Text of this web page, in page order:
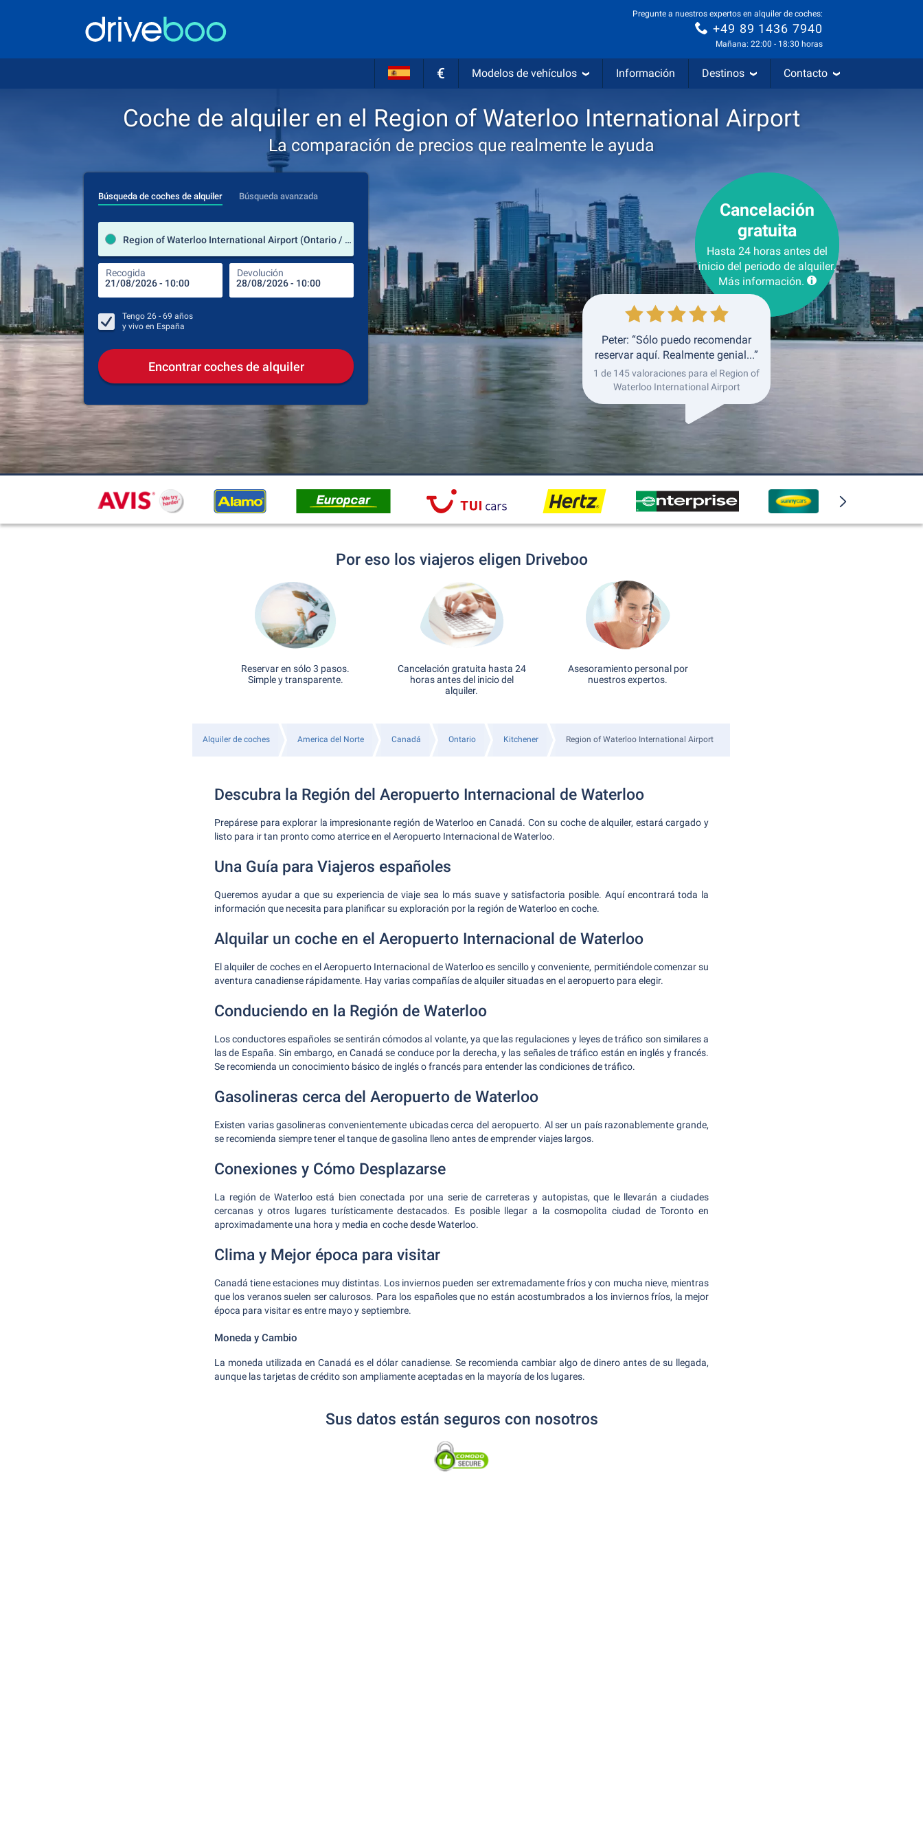
Pregunte a nuestros expertos en alquiler de coches:
+49 89 1436 7940
Mañana: 22:00 - 18:30 horas
€ Modelos de vehículos Información Destinos Contacto
Coche de alquiler en el Region of Waterloo International Airport
La comparación de precios que realmente le ayuda
Búsqueda de coches de alquiler Búsqueda avanzada
Region of Waterloo International Airport (Ontario / Canadá)
Recogida Devolución
lugar de alquiler
Lugar de devolución
Recogida Devolución
Tengo 26 - 69 años
y vivo en España
Encontrar coches de alquiler
Cancelación
gratuita
Hasta 24 horas antes del
inicio del periodo de alquiler.
Más información.
Peter: “Sólo puedo recomendar
reservar aquí. Realmente genial...”
1 de 145 valoraciones para el Region of
Waterloo International Airport
Por eso los viajeros eligen Driveboo
Reservar en sólo 3 pasos.
Simple y transparente.
Cancelación gratuita hasta 24
horas antes del inicio del
alquiler.
Asesoramiento personal por
nuestros expertos.
Alquiler de coches America del Norte Canadá Ontario Kitchener Region of Waterloo International Airport
Descubra la Región del Aeropuerto Internacional de Waterloo
Prepárese para explorar la impresionante región de Waterloo en Canadá. Con su coche de alquiler, estará cargado y
listo para ir tan pronto como aterrice en el Aeropuerto Internacional de Waterloo.
Una Guía para Viajeros españoles
Queremos ayudar a que su experiencia de viaje sea lo más suave y satisfactoria posible. Aquí encontrará toda la
información que necesita para planificar su exploración por la región de Waterloo en coche.
Alquilar un coche en el Aeropuerto Internacional de Waterloo
El alquiler de coches en el Aeropuerto Internacional de Waterloo es sencillo y conveniente, permitiéndole comenzar su
aventura canadiense rápidamente. Hay varias compañías de alquiler situadas en el aeropuerto para elegir.
Conduciendo en la Región de Waterloo
Los conductores españoles se sentirán cómodos al volante, ya que las regulaciones y leyes de tráfico son similares a
las de España. Sin embargo, en Canadá se conduce por la derecha, y las señales de tráfico están en inglés y francés.
Se recomienda un conocimiento básico de inglés o francés para entender las condiciones de tráfico.
Gasolineras cerca del Aeropuerto de Waterloo
Existen varias gasolineras convenientemente ubicadas cerca del aeropuerto. Al ser un país razonablemente grande,
se recomienda siempre tener el tanque de gasolina lleno antes de emprender viajes largos.
Conexiones y Cómo Desplazarse
La región de Waterloo está bien conectada por una serie de carreteras y autopistas, que le llevarán a ciudades
cercanas y otros lugares turísticamente destacados. Es posible llegar a la cosmopolita ciudad de Toronto en
aproximadamente una hora y media en coche desde Waterloo.
Clima y Mejor época para visitar
Canadá tiene estaciones muy distintas. Los inviernos pueden ser extremadamente fríos y con mucha nieve, mientras
que los veranos suelen ser calurosos. Para los españoles que no están acostumbrados a los inviernos fríos, la mejor
época para visitar es entre mayo y septiembre.
Moneda y Cambio
La moneda utilizada en Canadá es el dólar canadiense. Se recomienda cambiar algo de dinero antes de su llegada,
aunque las tarjetas de crédito son ampliamente aceptadas en la mayoría de los lugares.
Sus datos están seguros con nosotros